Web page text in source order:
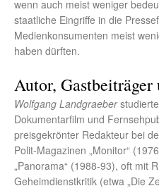
wenn auch meist weniger
staatliche Eingriffe in die
Medienkonsumenten meist
haben dürften.
Autor,
Wolfgang Landgraeber
Dokumentarfilm und
preisgekrönter Redakteur bei
Polit-Magazinen „Monitor“
„Panorama“ (1988-93), oft mit
Geheimdienstkritik (etwa „Die